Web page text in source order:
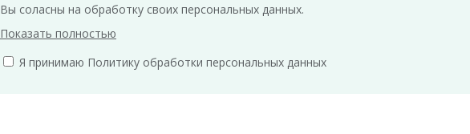
Вы соласны на обработку своих персональных данных.
Показать полностью
Я принимаю Политику обработки персональных данных